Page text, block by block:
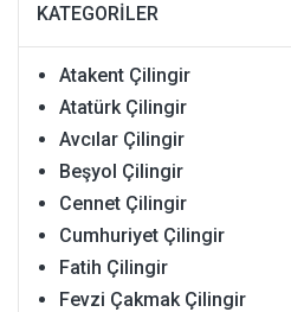
KATEGORILER
Atakent Çilingir
Atatürk Çilingir
Avcılar Çilingir
Beşyol Çilingir
Cennet Çilingir
Cumhuriyet Çilingir
Fatih Çilingir
Fevzi Çakmak Çilingir